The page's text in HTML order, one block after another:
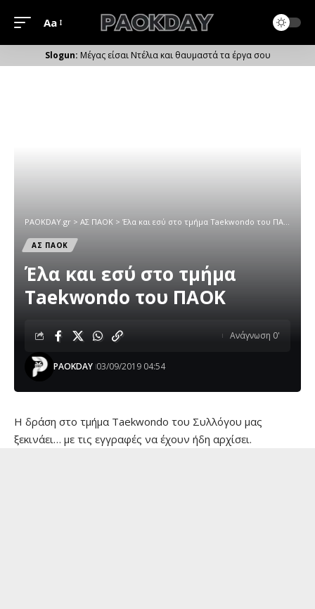
Μέγεθος
Γραμματοσειράς
Aa
Μέγας είσαι Ντέλια και θαυμαστά τα έργα σου
PAOKDAY.gr > ΑΣ ΠΑΟΚ > Έλα και εσύ στο τμήμα Taekwondo του ΠΑΟΚ
ΑΣ ΠΑΟΚ
Έλα και εσύ στο τμήμα
Taekwondo του ΠΑΟΚ
PAOKDAY 03/09/2019 04:54
Ανάγνωση 0'
Η δράση στο τμήμα Taekwondo του Συλλόγου μας
ξεκινάει… με τις εγγραφές να έχουν ήδη αρχίσει.